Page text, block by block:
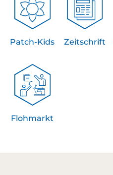
Patch-Kids Zeitschrift
Flohmarkt